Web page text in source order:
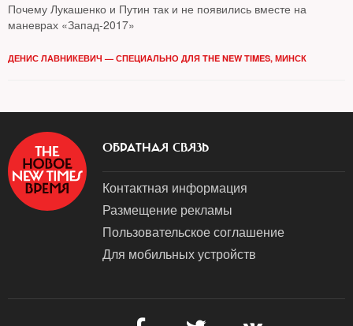
Почему Лукашенко и Путин так и не появились вместе на
маневрах «Запад-2017»
ДЕНИС ЛАВНИКЕВИЧ — СПЕЦИАЛЬНО ДЛЯ THE NEW TIMES, МИНСК
ОБРАТНАЯ СВЯЗЬ
Контактная информация
Размещение рекламы
Пользовательское соглашение
Для мобильных устройств